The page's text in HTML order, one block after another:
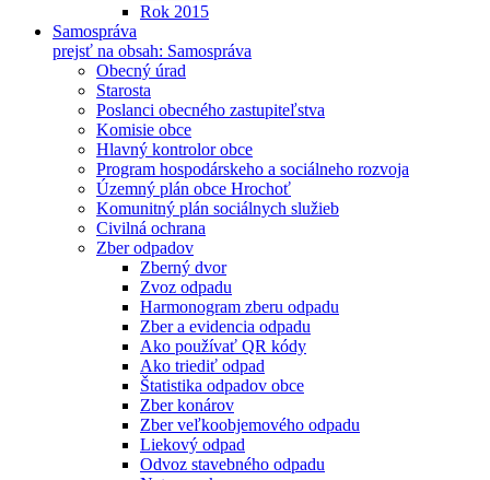
Rok 2015
Samospráva
prejsť na obsah: Samospráva
Obecný úrad
Starosta
Poslanci obecného zastupiteľstva
Komisie obce
Hlavný kontrolor obce
Program hospodárskeho a sociálneho rozvoja
Územný plán obce Hrochoť
Komunitný plán sociálnych služieb
Civilná ochrana
Zber odpadov
Zberný dvor
Zvoz odpadu
Harmonogram zberu odpadu
Zber a evidencia odpadu
Ako používať QR kódy
Ako triediť odpad
Štatistika odpadov obce
Zber konárov
Zber veľkoobjemového odpadu
Liekový odpad
Odvoz stavebného odpadu